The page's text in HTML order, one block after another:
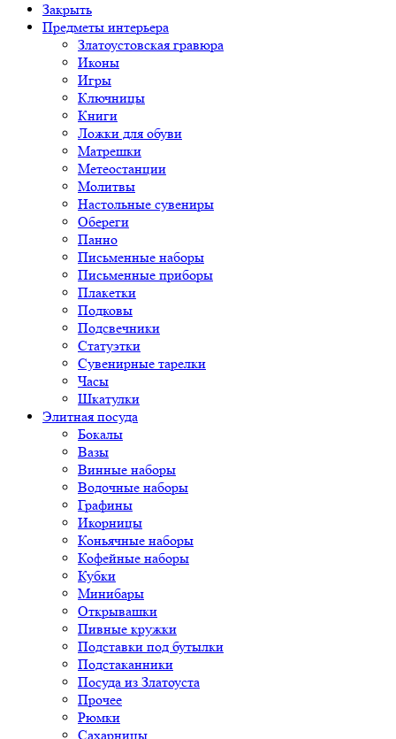
Закрыть
Предметы интерьера
Златоустовская гравюра
Иконы
Игры
Ключницы
Книги
Ложки для обуви
Матрешки
Метеостанции
Молитвы
Настольные сувениры
Обереги
Панно
Письменные наборы
Письменные приборы
Плакетки
Подковы
Подсвечники
Статуэтки
Сувенирные тарелки
Часы
Шкатулки
Элитная посуда
Бокалы
Вазы
Винные наборы
Водочные наборы
Графины
Икорницы
Коньячные наборы
Кофейные наборы
Кубки
Минибары
Открывашки
Пивные кружки
Подставки под бутылки
Подстаканники
Посуда из Златоуста
Прочее
Рюмки
Сахарницы